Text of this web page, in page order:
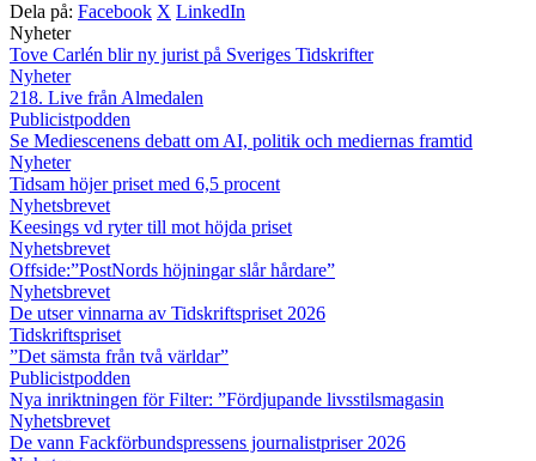
Dela på: Facebook X LinkedIn
Nyheter
Tove Carlén blir ny jurist på Sveriges Tidskrifter
Nyheter
218. Live från Almedalen
Publicistpodden
Se Mediescenens debatt om AI, politik och mediernas framtid
Nyheter
Tidsam höjer priset med 6,5 procent
Nyhetsbrevet
Keesings vd ryter till mot höjda priset
Nyhetsbrevet
Offside:”PostNords höjningar slår hårdare”
Nyhetsbrevet
De utser vinnarna av Tidskriftspriset 2026
Tidskriftspriset
”Det sämsta från två världar”
Publicistpodden
Nya inriktningen för Filter: ”Fördjupande livsstilsmagasin
Nyhetsbrevet
De vann Fackförbundspressens journalistpriser 2026